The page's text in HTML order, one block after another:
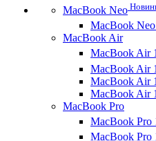
MacBook Neo
MacBook
MacBook Air
MacBook Air
MacBook Air
MacBook Air
MacBook Air
MacBook Pro
MacBook Pro
MacBook Pro